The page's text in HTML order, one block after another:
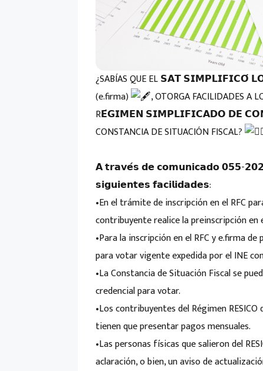
¿SABÍAS QUE EL 𝗦𝗔𝗧 𝗦𝗜𝗠𝗣𝗟𝗜𝗙𝗜𝗖𝗢́
(e.firma)
, OTORGA FACILIDADES
R𝗘́𝗚𝗜𝗠𝗘𝗡 𝗦𝗜𝗠𝗣𝗟𝗜𝗙𝗜𝗖𝗔𝗗𝗢 𝗗𝗘
CONSTANCIA DE SITUACIÓN FISCAL?
𝗔 𝘁𝗿𝗮𝘃𝗲́𝘀 𝗱𝗲 𝗰𝗼𝗺𝘂𝗻𝗶𝗰𝗮𝗱𝗼 𝟬𝟱𝟱-
𝘀𝗶𝗴𝘂𝗶𝗲𝗻𝘁𝗲𝘀 𝗳𝗮𝗰𝗶𝗹𝗶𝗱𝗮𝗱𝗲𝘀:
•En el trámite de inscripción en el RFC
contribuyente realice la preinscripción en
•Para la inscripción en el RFC y e.firma
para votar vigente expedida por el INE
•La Constancia de Situación Fiscal se
credencial para votar.
•Los contribuyentes del Régimen
tienen que presentar pagos mensuales.
•Las personas físicas que salieron del
aclaración, o bien, un aviso de